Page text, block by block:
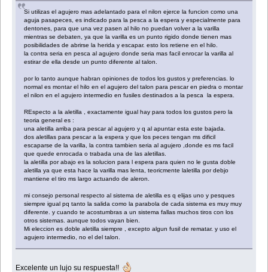
Si utilizas el agujero mas adelantado para el nilon ejerce la funcion como una
aguja pasapeces, es indicado para la pesca a la espera y especialmente para
dentones, para que una vez pasen al hilo no puedan volver a la varilla
mientras se debaten, ya que la varilla es un punto rigido donde tienen mas
posibilidades de abrirse la herida y escapar. esto los retiene en el hilo.
la contra seria en pesca al agujero donde seria mas facil enrocar la varilla al
estirar de ella desde un punto diferente al talon.
por lo tanto aunque habran opiniones de todos los gustos y preferencias. lo
normal es montar el hilo en el agujero del talon para pescar en piedra o montar
el nilon en el agujero intermedio en fusiles destinados a la pesca la espera.
REspecto a la aletilla , exactamente igual hay para todos los gustos pero la
teoria general es :
una aletilla arriba para pescar al agujero y q al apuntar esta este bajada.
dos aletillas para pescar a la espera y que los peces tengan ms dificil
escaparse de la varilla, la contra tambien seria al agujero ,donde es ms facil
que quede enrocada o trabada una de las aletillas.
la aletilla por abajo es la solucion para l espera para quien no le gusta doble
aletilla ya que esta hace la varilla mas lenta, teoricmente laletilla por debjo
mantiene el tiro ms largo actuando de aleron.
mi consejo personal respecto al sistema de aletilla es q elijas uno y pesques
siempre igual pq tanto la salida como la parabola de cada sistema es muy muy
diferente. y cuando te acostumbras a un sistema fallas muchos tiros con los
otros sistemas. aunque todos vayan bien.
Mi eleccion es doble aletilla siempre , excepto algun fusil de rematar. y uso el
agujero intermedio, no el del talon.
Excelente un lujo su respuesta!!